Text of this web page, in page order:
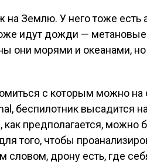
на Землю. У него тоже есть
идут дожди —
они морями и океанами,
с которым можно на
беспилотник высадится
предполагается, можно
того, чтобы
дрону есть, где